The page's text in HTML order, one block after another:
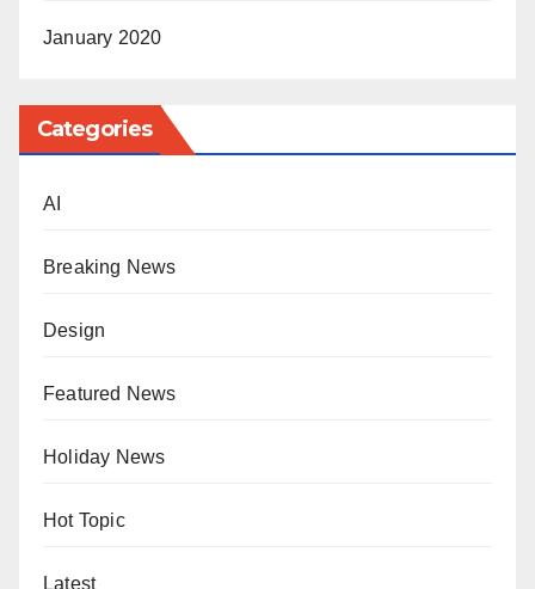
January 2020
Categories
AI
Breaking News
Design
Featured News
Holiday News
Hot Topic
Latest